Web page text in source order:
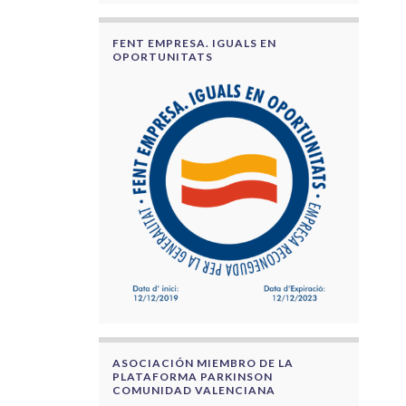
FENT EMPRESA. IGUALS EN
OPORTUNITATS
ASOCIACIÓN MIEMBRO DE LA
PLATAFORMA PARKINSON
COMUNIDAD VALENCIANA